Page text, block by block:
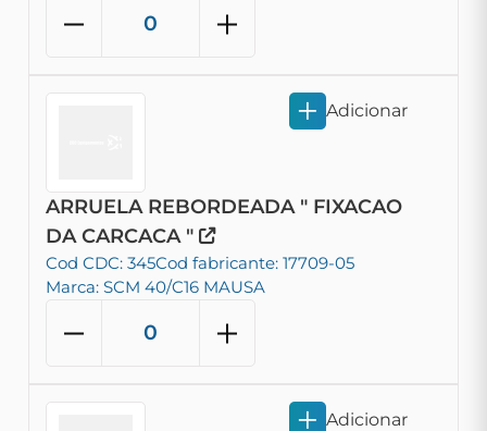
ARRUELA REBORDEADA " FIXACAO
DA CARCACA "
Cod CDC: 345Cod fabricante: 17709-05
Marca: SCM 40/C16 MAUSA
Adicionar
Adicionar